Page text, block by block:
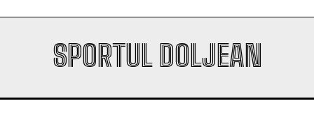
SPORTUL DOLJEAN